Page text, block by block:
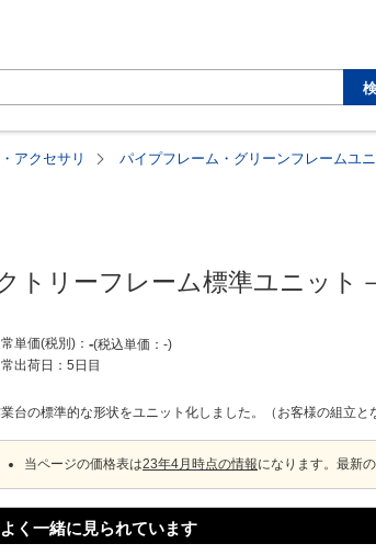
アクセサリ
パイプフレーム・グリーンフレームユニ
トリーフレーム標準ユニット
単価(税別) - 税込単価
-
出荷日： 5日目
台の標準的な形状をユニット化しました。（お客様の組立と
当ページの価格表は23年4月時点の情報になります。最新
よく一緒に見られています